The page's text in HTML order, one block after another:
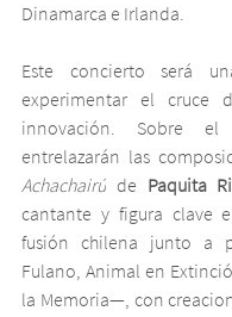
Dinamarca e Irlanda.
Este concierto será
experimentar el
innovación. Sobre el
Achachairú de Paquita
cantante y figura clave
fusión chilena junto a
Fulano, Animal en
la Memoria—, con